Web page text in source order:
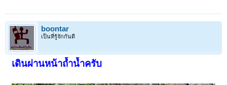
boontar
เป็นที่รู้จักกันดี
เดินผ่านหน้าถ้ำน้ำครับ